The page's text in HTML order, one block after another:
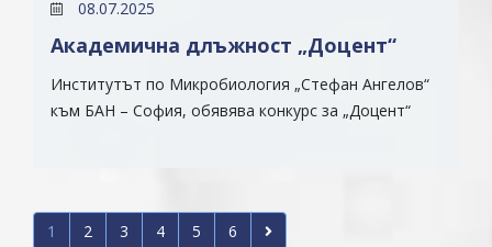
08.07.2025
Академична длъжност „Доцент“
Институтът по Микробиология „Стефан Ангелов“
към БАН – София, обявява конкурс за „Доцент“
1 2 3 4 5 6